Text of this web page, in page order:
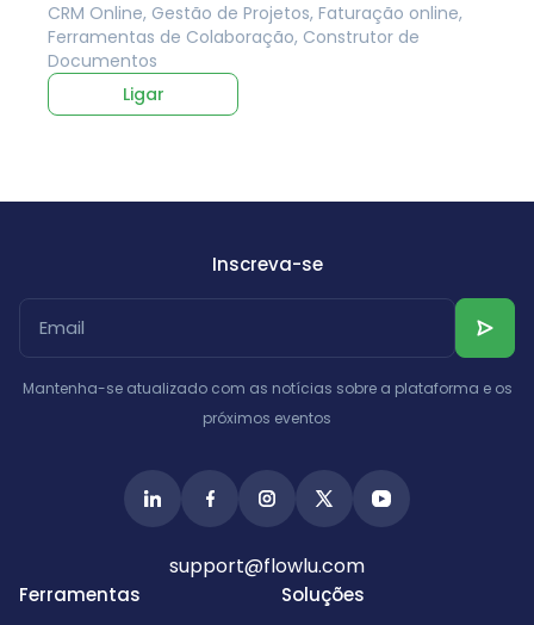
CRM Online, Gestão de Projetos, Faturação online,
Ferramentas de Colaboração, Construtor de
Documentos
Ligar
Ferramentas Soluções
Inscreva-se
Mantenha-se atualizado com as notícias sobre a plataforma e os
próximos eventos
support@flowlu.com